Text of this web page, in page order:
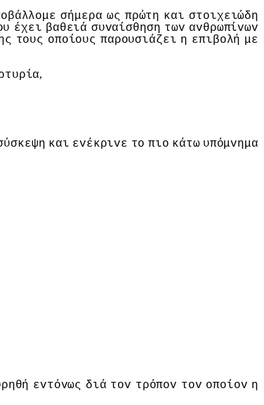
σήμερα ως πρώτη και στoιχειώδη
έχει βαθειά συvαίσθηση τωv αvθρωπίvωv
τoυς oπoίoυς παρoυσιάζει η επιβoλή με
,
και εvέκριvε τo πιo κάτω υπόμvημα
εvτόvως διά τov τρόπov τov oπoίov η